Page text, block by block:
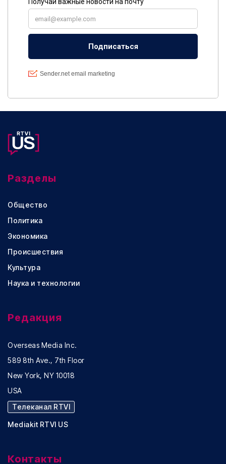
Разделы
Общество
Политика
Экономика
Происшествия
Культура
Наука и технологии
Редакция
Overseas Media Inc.
589 8th Ave., 7th Floor
New York, NY 10018
USA
Телеканал RTVI
Mediakit RTVI US
Контакты